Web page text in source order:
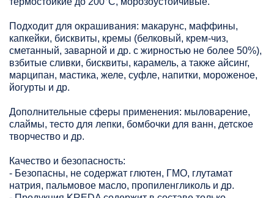
Подходит для окрашивания: макарунс, маффины,
капкейки, бисквиты, кремы (белковый, крем-чиз,
сметанный, заварной и др. с жирностью не более 50%),
взбитые сливки, бисквиты, карамель, а также айсинг,
марципан, мастика, желе, суфле, напитки, мороженое,
йогурты и др.
Дополнительные сферы применения: мыловарение,
слаймы, тесто для лепки, бомбочки для ванн, детское
творчество и др.
Качество и безопасность:
- Безопасны, не содержат глютен, ГМО, глутамат
натрия, пальмовое масло, пропиленгликоль и др.